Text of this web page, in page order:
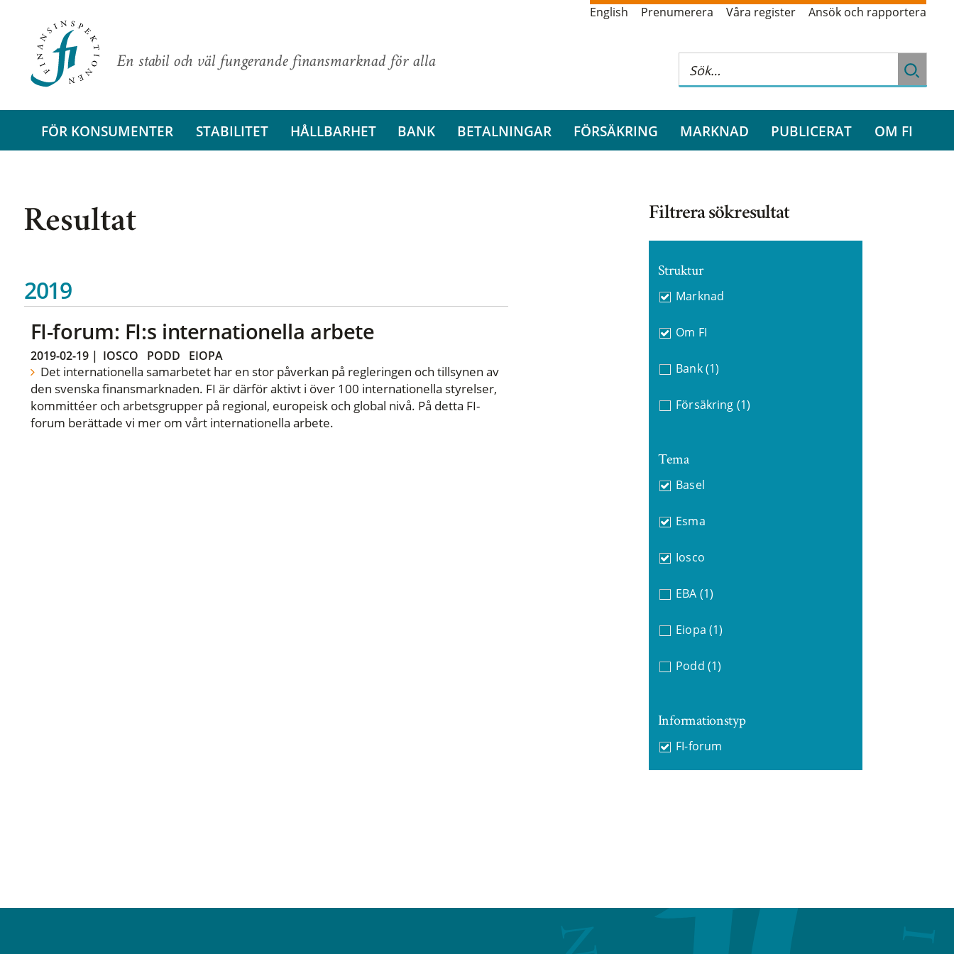
En stabil och väl fungerande finansmarknad för alla
English Prenumerera Våra register Ansök och rapportera
FÖR KONSUMENTER STABILITET HÅLLBARHET BANK BETALNINGAR FÖRSÄKRING MARKNAD PUBLICERAT OM FI
Resultat
2019
FI-forum: FI:s internationella arbete
2019-02-19| IOSCO PODD EIOPA
Det internationella samarbetet har en stor påverkan på regleringen och tillsynen av
den svenska finansmarknaden. FI är därför aktivt i över 100 internationella styrelser,
kommittéer och arbetsgrupper på regional, europeisk och global nivå. På detta FI-
forum berättade vi mer om vårt internationella arbete.
Filtrera sökresultat
Struktur
Marknad
Om FI
Bank (1)
Försäkring (1)
Tema
Basel
Esma
Iosco
EBA (1)
Eiopa (1)
Podd (1)
Informationstyp
FI-forum